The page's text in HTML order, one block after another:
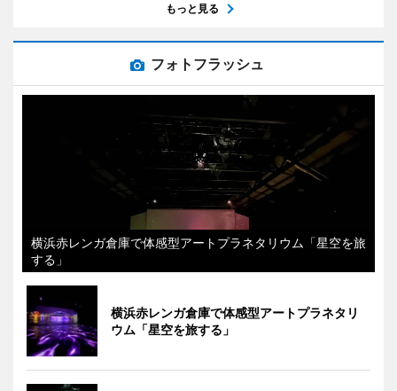
もっと見る
フォトフラッシュ
横浜赤レンガ倉庫で体感型アートプラネタリウム「星空を旅
する」
横浜赤レンガ倉庫で体感型アートプラネタリ
ウム「星空を旅する」